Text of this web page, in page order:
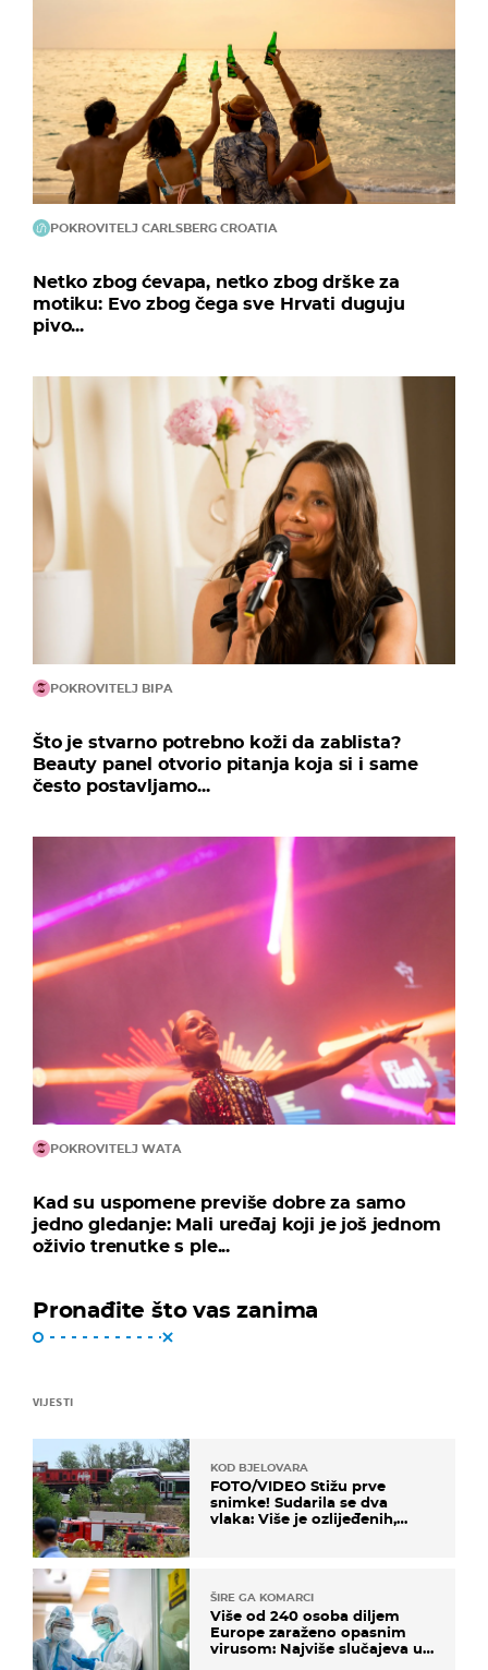
POKROVITELJ CARLSBERG CROATIA
Netko zbog ćevapa, netko zbog drške za
motiku: Evo zbog čega sve Hrvati duguju
pivo...
POKROVITELJ BIPA
Što je stvarno potrebno koži da zablista?
Beauty panel otvorio pitanja koja si i same
često postavljamo...
POKROVITELJ WATA
Kad su uspomene previše dobre za samo
jedno gledanje: Mali uređaj koji je još jednom
oživio trenutke s ple...
Pronađite što vas zanima
VIJESTI
KOD BJELOVARA
FOTO/VIDEO Stižu prve
snimke! Sudarila se dva
vlaka: Više je ozlijeđenih,
ŠIRE GA KOMARCI
Više od 240 osoba diljem
Europe zaraženo opasnim
virusom: Najviše slučajeva u